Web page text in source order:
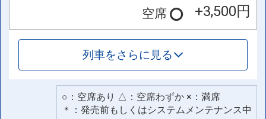
空席
+3,500円
列車をさらに見る
○：空席あり △：空席わずか ×：満席
＊：発売前もしくはシステムメンテナンス中